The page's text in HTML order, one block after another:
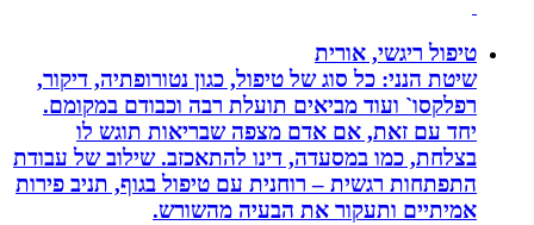
טיפול ריגשי, אורית
שיטת הנני: כל סוג של טיפול, כגון נטורופתיה, דיקור,
רפלקסו` ועוד מביאים תועלת רבה וכבודם במקומם.
יחד עם זאת, אם אדם מצפה שבריאות תוגש לו
בצלחת, כמו במסעדה, דינו להתאכזב. שילוב של עבודת
התפתחות רגשית – רוחנית עם טיפול בגוף, תניב פירות
אמיתיים ותעקור את הבעיה מהשורש.